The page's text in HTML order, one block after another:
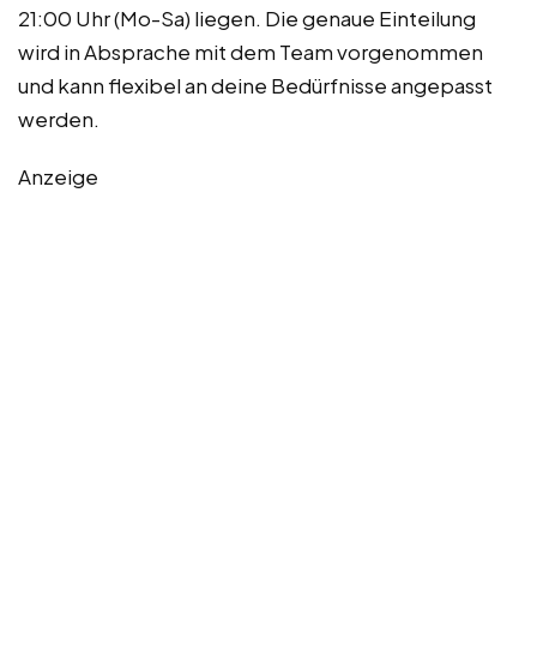
21:00 Uhr (Mo-Sa) liegen. Die genaue Einteilung
wird in Absprache mit dem Team vorgenommen
und kann flexibel an deine Bedürfnisse angepasst
werden.
Anzeige